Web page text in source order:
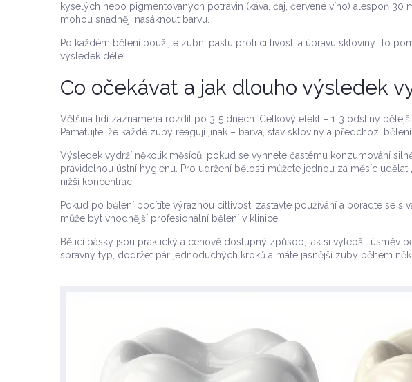
kyselých nebo pigmentovaných potravin (káva, čaj, červené víno) alespoň 30
mohou snadněji nasáknout barvu.
Po každém bělení použijte zubní pastu proti citlivosti a úpravu skloviny. To
výsledek déle.
Co očekávat a jak dlouho výsledek
Většina lidí zaznamená rozdíl po 3‑5 dnech. Celkový efekt – 1‑3 odstíny
Pamatujte, že každé zuby reagují jinak – barva, stav skloviny a předchozí bělení
Výsledek vydrží několik měsíců, pokud se vyhnete častému konzumování
pravidelnou ústní hygienu. Pro udržení bělosti můžete jednou za měsíc udělat
nižší koncentraci.
Pokud po bělení pocítíte výraznou citlivost, zastavte používání a poradte se s
může být vhodnější profesionální bělení v klinice.
Bělicí pásky jsou praktický a cenově dostupný způsob, jak si vylepšit úsměv
správný typ, dodržet pár jednoduchých kroků a máte jasnější zuby během